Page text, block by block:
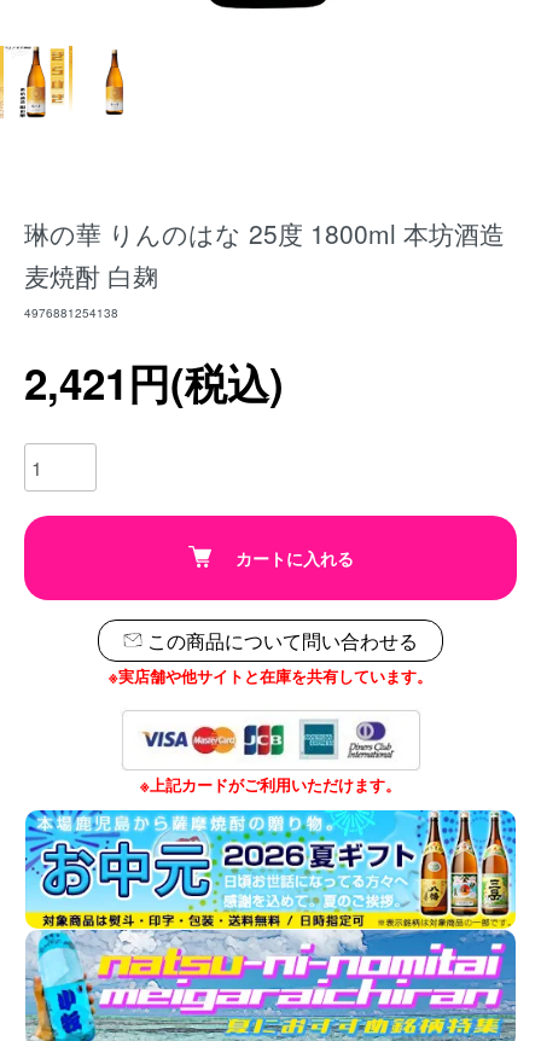
琳の華 りんのはな 25度 1800ml 本坊酒造
麦焼酎 白麹
4976881254138
2,421円(税込)
カートに入れる
この商品について問い合わせる
※実店舗や他サイトと在庫を共有しています。
※上記カードがご利用いただけます。